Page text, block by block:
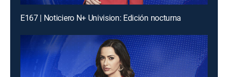
E167 | Noticiero N+ Univision: Edición nocturna